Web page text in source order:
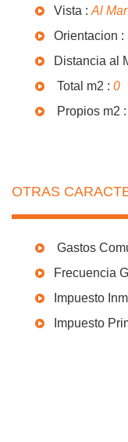
Vista : Al Mar
Orientacion :
Distancia al
Total m2 : 0
Propios m2 :
OTRAS
Gastos
Frecuencia
Impuesto
Impuesto